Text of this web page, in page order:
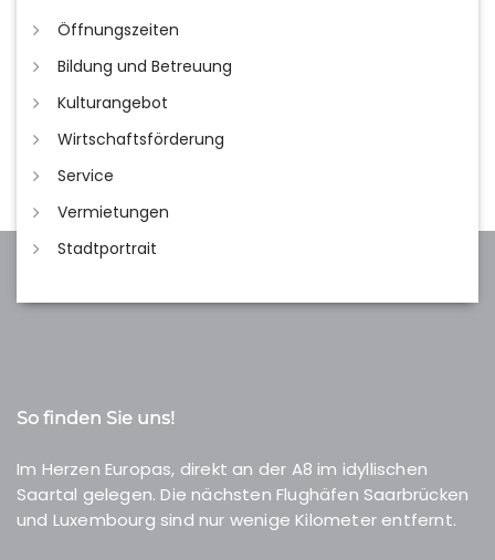
Öffnungszeiten
Bildung und Betreuung
Kulturangebot
Wirtschaftsförderung
Service
Vermietungen
Stadtportrait
So finden Sie uns!
Im Herzen Europas, direkt an der A8 im idyllischen
Saartal gelegen. Die nächsten Flughäfen Saarbrücken
und Luxembourg sind nur wenige Kilometer entfernt.